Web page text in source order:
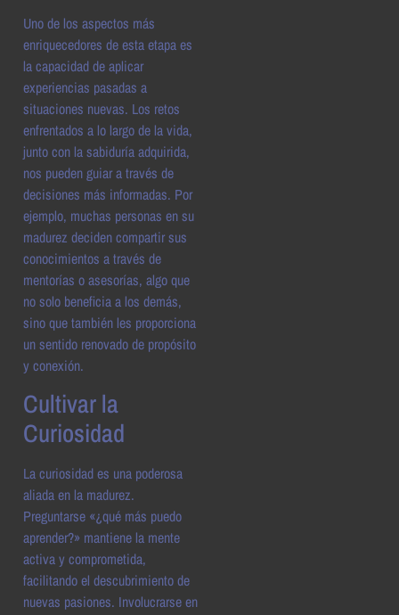
Uno de los aspectos más
enriquecedores de esta etapa es
la capacidad de aplicar
experiencias pasadas a
situaciones nuevas. Los retos
enfrentados a lo largo de la vida,
junto con la sabiduría adquirida,
nos pueden guiar a través de
decisiones más informadas. Por
ejemplo, muchas personas en su
madurez deciden compartir sus
conocimientos a través de
mentorías o asesorías, algo que
no solo beneficia a los demás,
sino que también les proporciona
un sentido renovado de propósito
y conexión.
Cultivar la
Curiosidad
La curiosidad es una poderosa
aliada en la madurez.
Preguntarse «¿qué más puedo
aprender?» mantiene la mente
activa y comprometida,
facilitando el descubrimiento de
nuevas pasiones. Involucrarse en